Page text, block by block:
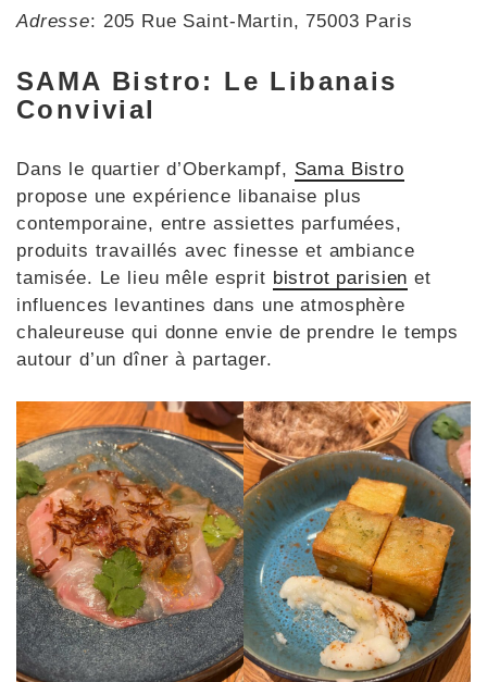
Adresse: 205 Rue Saint-Martin, 75003 Paris
SAMA Bistro: Le Libanais
Convivial
Dans le quartier d’Oberkampf, Sama Bistro
propose une expérience libanaise plus
contemporaine, entre assiettes parfumées,
produits travaillés avec finesse et ambiance
tamisée. Le lieu mêle esprit bistrot parisien et
influences levantines dans une atmosphère
chaleureuse qui donne envie de prendre le temps
autour d’un dîner à partager.